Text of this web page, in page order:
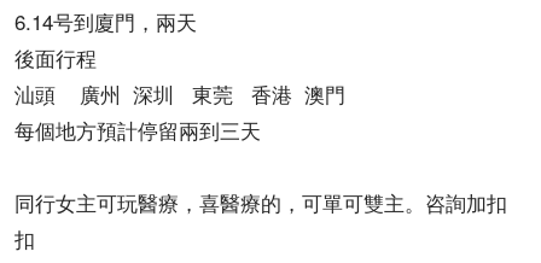
6.14号到廈門，兩天
後面行程
汕頭 廣州 深圳 東莞 香港 澳門
每個地方預計停留兩到三天
同行女主可玩醫療，喜醫療的，可單可雙主。咨詢加扣
扣